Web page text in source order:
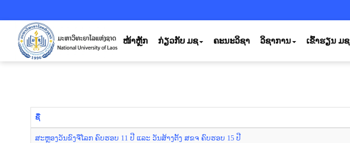
ໜ້າຫຼັກ ກ່ຽວກັບ ມຊ ຄະນະວິຊາ ວິຊາການ ເຂົ້າຮຽນ ມຊ
ຊື່
ສະຫຼອງວັນຂົງຈືໂລກ ຄົບຮອບ 11 ປີ ແລະ ວັນສ້າງຕັ້ງ ສຂຈ ຄົບຮອບ 15 ປີ